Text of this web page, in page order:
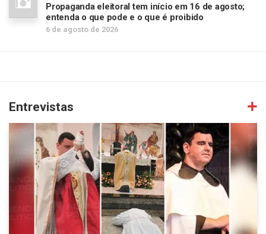
Propaganda eleitoral tem início em 16 de agosto;
entenda o que pode e o que é proibido
6 de agosto de 2026
Entrevistas